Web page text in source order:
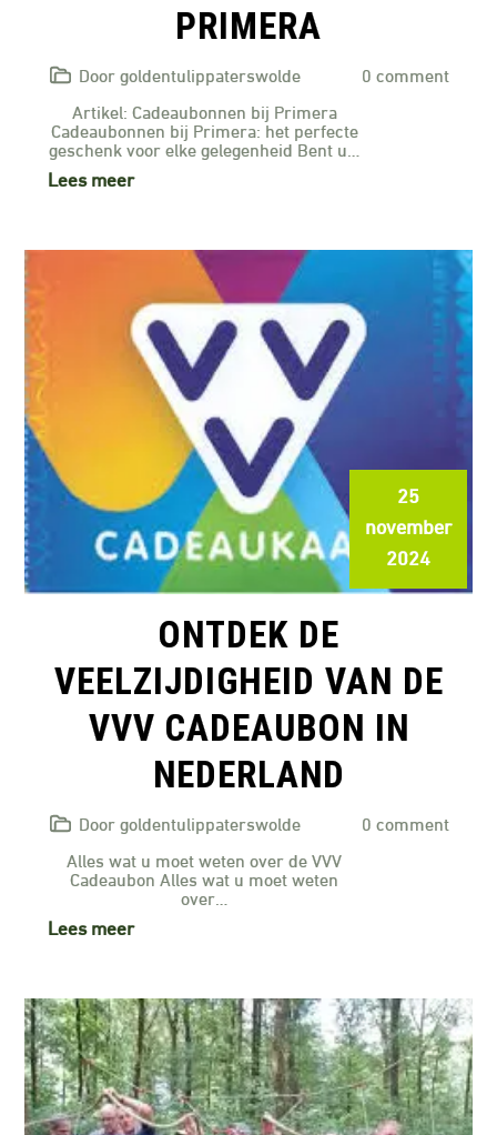
PRIMERA
Door goldentulippaterswolde
0 comment
Artikel: Cadeaubonnen bij Primera
Cadeaubonnen bij Primera: het perfecte
geschenk voor elke gelegenheid Bent u…
Lees meer
25
november
2024
ONTDEK DE
VEELZIJDIGHEID VAN DE
VVV CADEAUBON IN
NEDERLAND
Door goldentulippaterswolde
0 comment
Alles wat u moet weten over de VVV
Cadeaubon Alles wat u moet weten
over…
Lees meer